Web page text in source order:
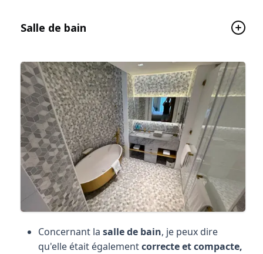
Salle de bain
Concernant la salle de bain, je peux dire
qu'elle était égalementcorrecte et compacte,